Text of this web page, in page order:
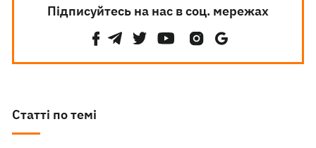
Підписуйтесь на нас в соц. мережах
Статті по темі